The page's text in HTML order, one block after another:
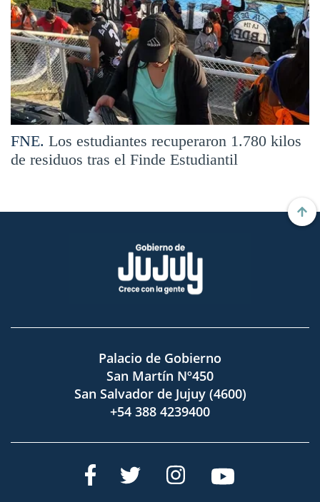
FNE. Los estudiantes recuperaron 1.780 kilos
de residuos tras el Finde Estudiantil
Palacio de Gobierno
San Martín Nº450
San Salvador de Jujuy (4600)
+54 388 4239400